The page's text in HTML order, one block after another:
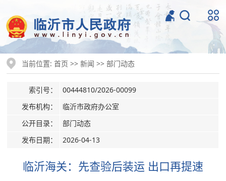
当前位置:首页 >>新闻 >>部门动态
索引号：
00444810/2026-00099
发布机构：
临沂市政府办公室
公开目录：
部门动态
发布日期：
2026-04-13
临沂海关：先查验后装运 出口再提速